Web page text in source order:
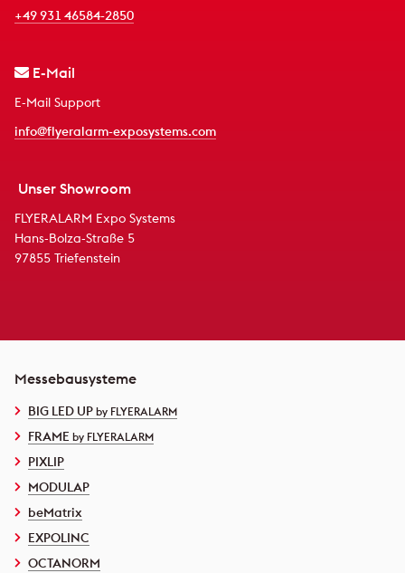
+49 931 46584-2850
E-Mail
E-Mail Support
info@flyeralarm-exposystems.com
Unser Showroom
FLYERALARM Expo Systems
Hans-Bolza-Straße 5
97855 Triefenstein
Messebausysteme
BIG LED UP by FLYERALARM
FRAME by FLYERALARM
PIXLIP
MODULAP
beMatrix
EXPOLINC
OCTANORM